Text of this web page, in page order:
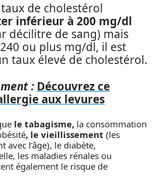
de cholestérol
inférieur à 200 mg/dl
décilitre de sang) mais
240 ou plus mg/dl, il est
taux élevé de cholestérol.
: Découvrez ce
aux levures
le tabagisme, la consommation
, le vieillissement (les
avec l’âge), le diabète,
les maladies rénales ou
également le risque de